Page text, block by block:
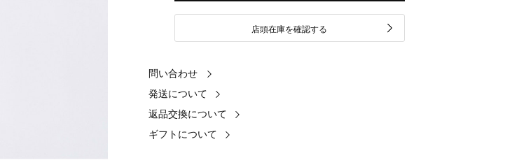
店頭在庫を確認する
問い合わせ
発送について
返品交換について
ギフトについて